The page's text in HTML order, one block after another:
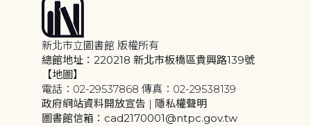
新北市立圖書館 版權所有
總館地址：220218 新北市板橋區貴興路139號
【地圖】
電話：02-29537868 傳真：02-29538139
政府網站資料開放宣告 | 隱私權聲明
圖書館信箱：cad2170001@ntpc.gov.tw